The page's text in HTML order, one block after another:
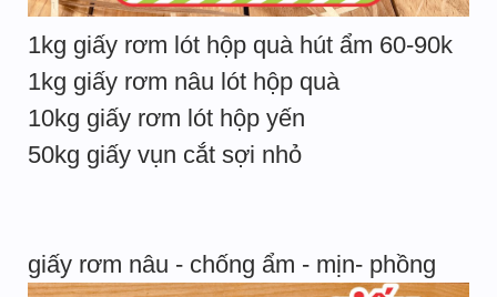
1kg giấy rơm lót hộp quà hút ẩm 60-90k
1kg giấy rơm nâu lót hộp quà
10kg giấy rơm lót hộp yến
50kg giấy vụn cắt sợi nhỏ
giấy rơm nâu - chống ẩm - mịn- phồng